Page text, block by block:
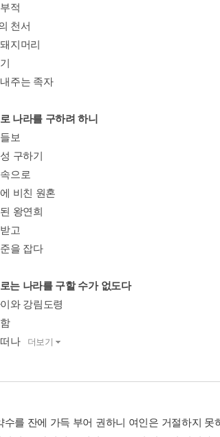
적
천서
지머리
주는 족자
나라를 구하려 하니
보
구하기
으로
비친 원혼
왕연희
고
을 잡다
는 나라를 구할 수가 없도다
와 강림도령
나
더보기
수를 잔에 가득 부어 권하니 여인은 거절하지